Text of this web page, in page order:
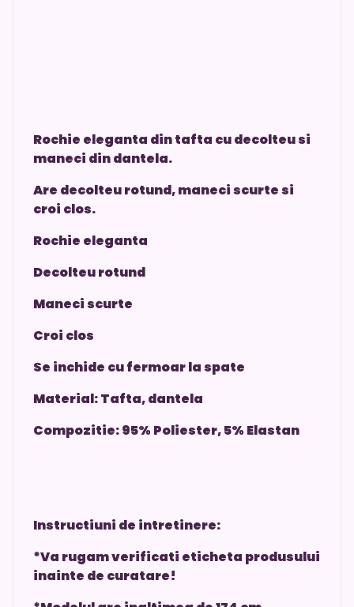
Rochie eleganta din tafta cu decolteu si
maneci din dantela.
Are decolteu rotund, maneci scurte si
croi clos.
Rochie eleganta
Decolteu rotund
Maneci scurte
Croi clos
Se inchide cu fermoar la spate
Material: Tafta, dantela
Compozitie: 95% Poliester, 5% Elastan
Instructiuni de intretinere:
*Va rugam verificati eticheta produsului
inainte de curatare!